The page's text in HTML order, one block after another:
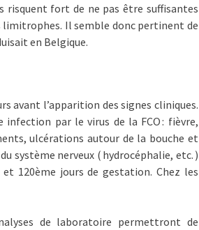
risquent fort de ne pas être suffisantes
limitrophes. Il semble donc pertinent de
en Belgique.
avant l’apparition des signes cliniques.
infection par le virus de la FCO : fièvre,
ulcérations autour de la bouche et
système nerveux ( hydrocéphalie, etc. )
120ème jours de gestation. Chez les
de laboratoire permettront de